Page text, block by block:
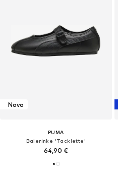
Novo
PUMA
Balerinke 'Tacklette'
64,90 €